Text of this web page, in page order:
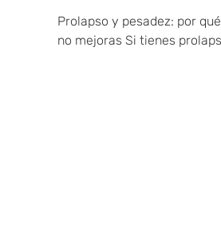
Prolapso y pesadez: por
no mejoras Si tienes